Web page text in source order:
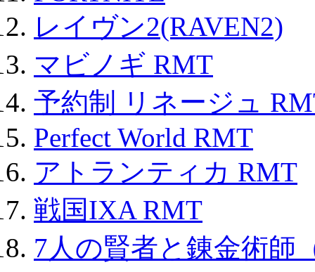
レイヴン2(RAVEN2)
マビノギ RMT
予約制 リネージュ
Perfect World RMT
アトランティカ RMT
戦国IXA RMT
7人の賢者と錬金術師